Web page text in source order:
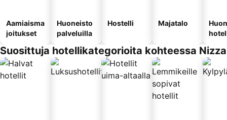
Aamiaisma
joitukset
Huoneisto
palveluilla
Hostelli Majatalo
Suosittuja hotellikategorioita kohteessa Nizza